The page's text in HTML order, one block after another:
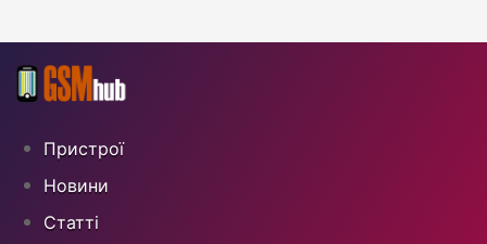
Пристрої
Новини
Статті